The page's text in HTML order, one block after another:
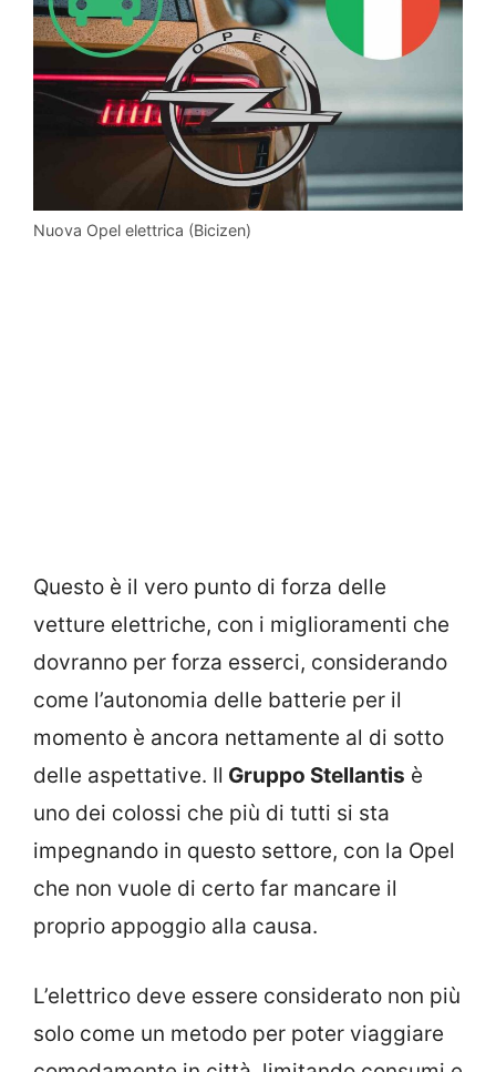
Nuova Opel elettrica (Bicizen)
Questo è il vero punto di forza delle
vetture elettriche, con i miglioramenti che
dovranno per forza esserci, considerando
come l’autonomia delle batterie per il
momento è ancora nettamente al di sotto
delle aspettative. Il Gruppo Stellantis è
uno dei colossi che più di tutti si sta
impegnando in questo settore, con la Opel
che non vuole di certo far mancare il
proprio appoggio alla causa.
L’elettrico deve essere considerato non più
solo come un metodo per poter viaggiare